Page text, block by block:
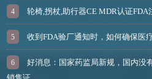
轮椅,拐杖,助行器CE MDR认证FDA
收到FDA验厂通知时，如何确保医
好消息：国家药监局新规，国内没